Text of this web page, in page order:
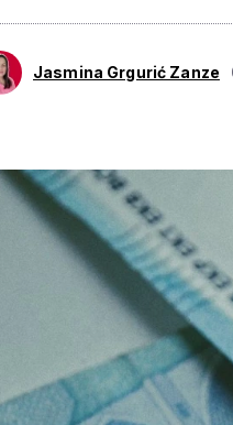
Jasmina Grgurić Zanze